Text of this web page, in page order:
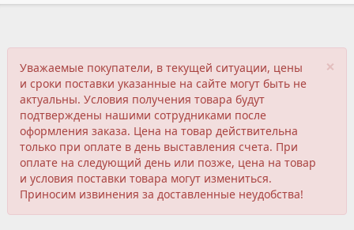
×
Уважаемые покупатели, в текущей ситуации, цены
и сроки поставки указанные на сайте могут быть не
актуальны. Условия получения товара будут
подтверждены нашими сотрудниками после
оформления заказа. Цена на товар действительна
только при оплате в день выставления счета. При
оплате на следующий день или позже, цена на товар
и условия поставки товара могут измениться.
Приносим извинения за доставленные неудобства!